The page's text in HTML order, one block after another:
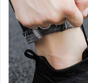
玩具、模型與公仔
男性精品與服飾
女裝與服飾配件
偶像、球員卡與郵幣